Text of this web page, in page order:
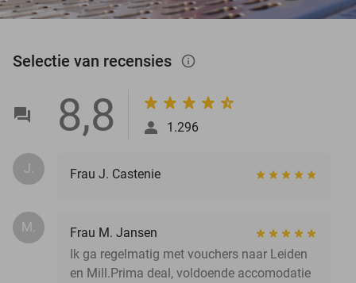
Selectie van recensies info_outlined
8,8 1.296
J. Frau J. Castenie
M.
Frau M. Jansen
Ik ga regelmatig met vouchers naar Leiden
en Mill.Prima deal, voldoende accomodatie